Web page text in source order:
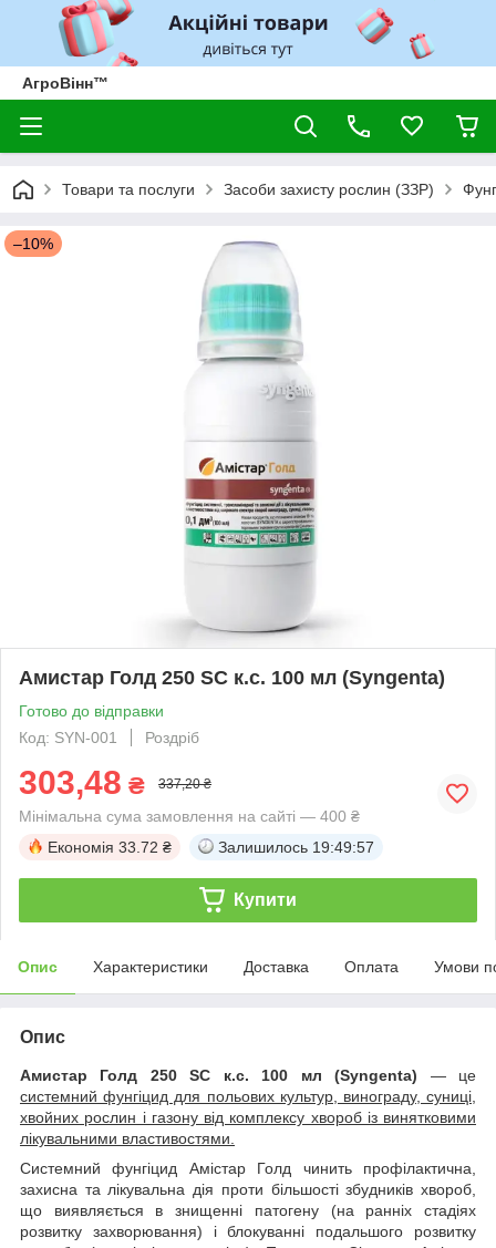
АгроВінн™
Товари та послуги Засоби захисту рослин (ЗЗР)
–10%
Амистар Голд 250 SC к.с. 100 мл (Syngenta)
Готово до відправки
Код: SYN-001
Роздріб
303,48 ₴ 337,20 ₴
Мінімальна сума замовлення на сайті — 400 ₴
Економія 33.72 ₴ Залишилось 19:49:56
Купити
Опис Характеристики Доставка Оплата Умови
Опис
Амистар Голд 250 SC к.с. 100 мл (Syngenta) — це
системний фунгіцид для польових культур, винограду, суниці,
хвойних рослин і газону від комплексу хвороб із винятковими
лікувальними властивостями.
Системний фунгіцид Амістар Голд чинить профілактична,
захисна та лікувальна дія проти більшості збудників хвороб,
що виявляється в знищенні патогену (на ранніх стадіях
розвитку захворювання) і блокуванні подальшого розвитку